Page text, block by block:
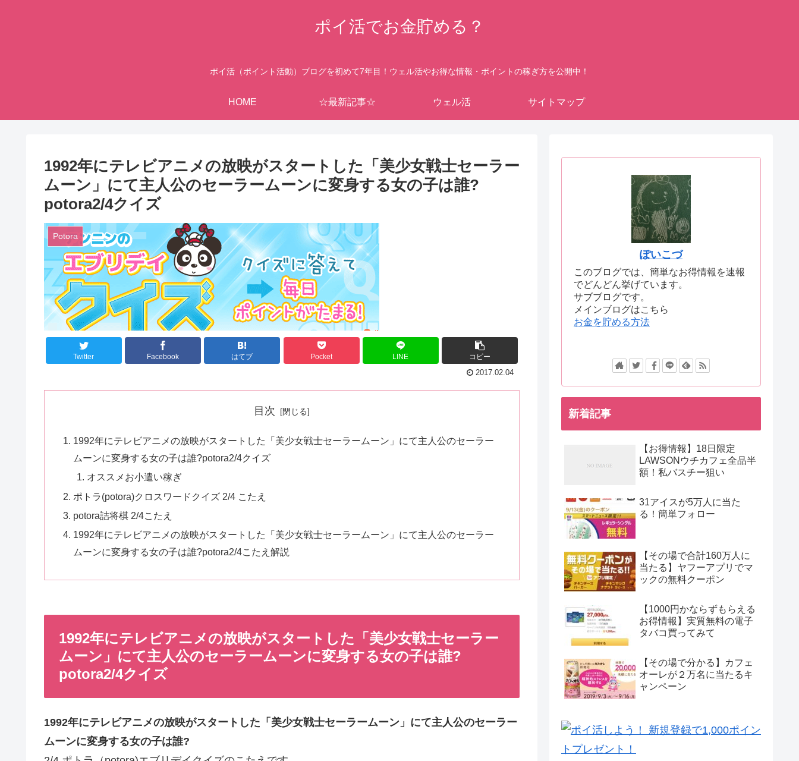
ポイ活でお金貯める？
ポイ活（ポイント活動）ブログを初めて7年目！ウェル活やお得な情報・ポイントの稼ぎ方を公開中！
HOME ☆最新記事☆ ウェル活 サイトマップ
1992年にテレビアニメの放映がスタートした「美少女戦士セーラー
ムーン」にて主人公のセーラームーンに変身する女の子は誰?
potora2/4クイズ
Potora
Twitter Facebook はてブ Pocket LINE
コピー
2017.02.04
目次
1992年にテレビアニメの放映がスタートした「美少女戦士セーラームーン」にて主人公のセーラー
ムーンに変身する女の子は誰?potora2/4クイズ
オススメお小遣い稼ぎ
ポトラ(potora)クロスワードクイズ 2/4 こたえ
potora詰将棋 2/4こたえ
1992年にテレビアニメの放映がスタートした「美少女戦士セーラームーン」にて主人公のセーラー
ムーンに変身する女の子は誰?potora2/4こたえ解説
1992年にテレビアニメの放映がスタートした「美少女戦士セーラー
ムーン」にて主人公のセーラームーンに変身する女の子は誰?
potora2/4クイズ
1992年にテレビアニメの放映がスタートした「美少女戦士セーラームーン」にて主人公のセーラー
ムーンに変身する女の子は誰?
ぽいこづ
このブログでは、簡単なお得情報を速報
でどんどん挙げています。
サブブログです。
メインブログはこちら
お金を貯める方法
新着記事
【お得情報】18日限定
LAWSONウチカフェ全品半
額！私バスチー狙い
31アイスが5万人に当た
る！簡単フォロー
【その場で合計160万人に
当たる】ヤフーアプリでマ
ックの無料クーポン
【1000円かならずもらえる
お得情報】実質無料の電子
タバコ買ってみて
【その場で分かる】カフェ
オーレが２万名に当たるキ
ャンペーン